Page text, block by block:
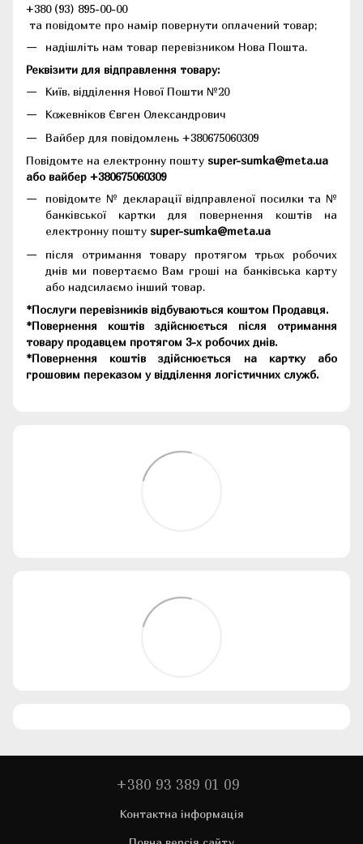
+380 (93) 895-00-00
та повідомте про намір повернути оплачений товар;
надішліть нам товар перевізником Нова Пошта.
Реквізити для відправлення товару:
Київ, відділення Нової Пошти №20
Кожевніков Євген Олександрович
Вайбер для повідомлень +380675060309
Повідомте на електронну пошту super-sumka@meta.ua
або вайбер +380675060309
повідомте № декларації відправленої посилки та №
банківської картки для повернення коштів на
електронну пошту super-sumka@meta.ua
після отримання товару протягом трьох робочих
днів ми повертаємо Вам гроші на банківська карту
або надсилаємо інший товар.
*Послуги перевізників відбуваються коштом Продавця.
*Повернення коштів здійснюється після отримання
товару продавцем протягом 3-х робочих днів.
*Повернення коштів здійснюється на картку або
грошовим переказом у відділення логістичних служб.
+380 93 389 01 09
Контактна інформація